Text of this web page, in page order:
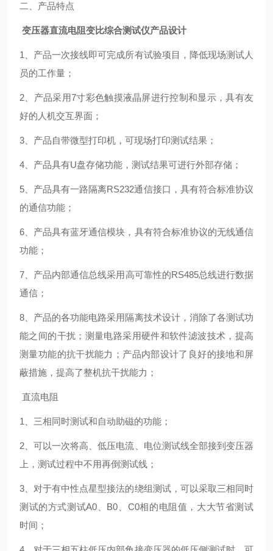
二、产品特点
变压器直流电阻变比综合测试仪产品设计
1、产品一次接线即可完成所有试验项目，降低现场测试人
员的工作量；
2、产品采用7寸彩色触摸液晶屏进行控制和显示，具有友
好的人机交互界面；
3、产品自带微型打印机，可现场打印测试结果；
4、产品具有U盘存储功能，测试结果可进行外部存储；
5、产品具有一路隔离RS232通信接口，具有符合标准协议
的通信功能；
6、产品具有蓝牙通信模块，具有符合标准协议的无线通信
功能；
7、产品内部通信总线采用高可靠性的RS485总线进行数据
通信；
8、产品的各功能电路采用隔离技术设计，消除了各测试功
能之间的干扰；测量电路采用硬件和软件滤波技术，提高
测量功能的抗干扰能力；产品内部设计了良好的接地和屏
蔽措施，提高了整机抗干扰能力；
直流电阻
1、三相同时测试和自动助磁的功能；
2、可以一次将高、低压电流、电位测试线全部接到变压器
上，测试过程中不用再倒测试线；
3、对于有中性点星型接法的绕组测试，可以采取三相同时
测试的方式测试A0、B0、C0相的电阻值，大大节省测试
时间；